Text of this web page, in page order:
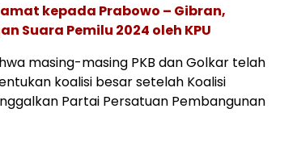
kepada Prabowo – Gibran,
Suara Pemilu 2024 oleh KPU
masing-masing PKB dan Golkar telah
koalisi besar setelah Koalisi
Partai Persatuan Pembangunan